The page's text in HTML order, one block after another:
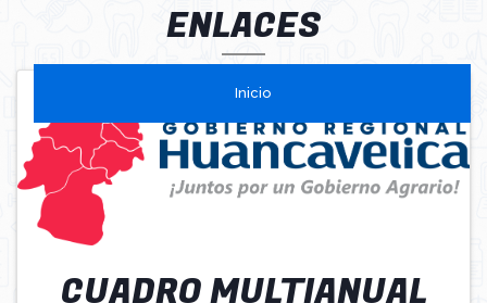
ENLACES
CUADRO MULTIANUAL